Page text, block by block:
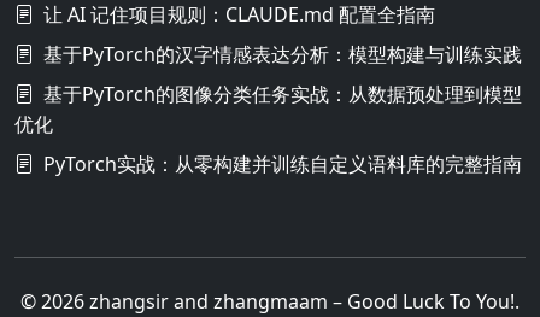
让 AI 记住项目规则：CLAUDE.md 配置全指南
基于PyTorch的汉字情感表达分析：模型构建与训练实践
基于PyTorch的图像分类任务实战：从数据预处理到模型
优化
PyTorch实战：从零构建并训练自定义语料库的完整指南
© 2026 zhangsir and zhangmaam – Good Luck To You!.